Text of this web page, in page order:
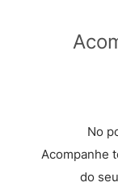
No
Acompanhe
do